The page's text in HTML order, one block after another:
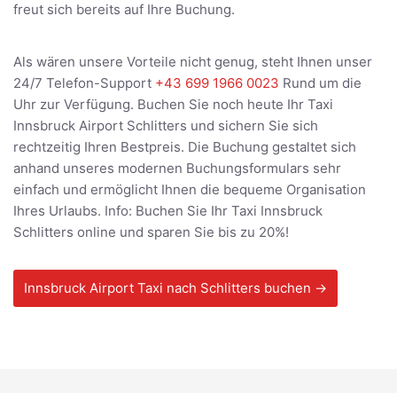
freut sich bereits auf Ihre Buchung.
Als wären unsere Vorteile nicht genug, steht Ihnen unser
24/7 Telefon-Support +43 699 1966 0023 Rund um die
Uhr zur Verfügung. Buchen Sie noch heute Ihr Taxi
Innsbruck Airport Schlitters und sichern Sie sich
rechtzeitig Ihren Bestpreis. Die Buchung gestaltet sich
anhand unseres modernen Buchungsformulars sehr
einfach und ermöglicht Ihnen die bequeme Organisation
Ihres Urlaubs. Info: Buchen Sie Ihr Taxi Innsbruck
Schlitters online und sparen Sie bis zu 20%!
Innsbruck Airport Taxi nach Schlitters buchen →